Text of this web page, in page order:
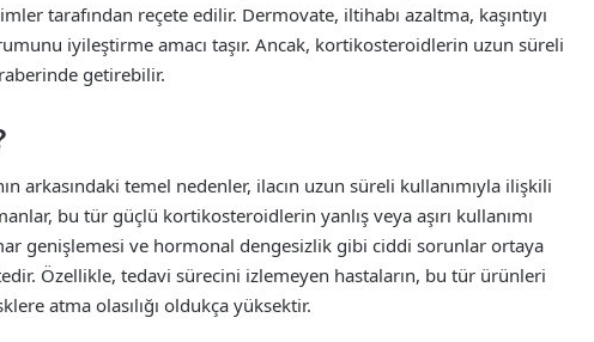
tarafından reçete edilir. Dermovate, iltihabı azaltma, kaşıntıyı
iyileştirme amacı taşır. Ancak, kortikosteroidlerin uzun süreli
getirebilir.
arkasındaki temel nedenler, ilacın uzun süreli kullanımıyla ilişkili
bu tür güçlü kortikosteroidlerin yanlış veya aşırı kullanımı
genişlemesi ve hormonal dengesizlik gibi ciddi sorunlar ortaya
Özellikle, tedavi sürecini izlemeyen hastaların, bu tür ürünleri
atma olasılığı oldukça yüksektir.